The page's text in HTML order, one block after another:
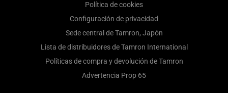
Política de cookies
Configuración de privacidad
Sede central de Tamron, Japón
Lista de distribuidores de Tamron International
Políticas de compra y devolución de Tamron
Advertencia Prop 65